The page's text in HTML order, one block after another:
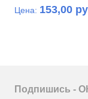
Цена: 153,00
Подпишись -